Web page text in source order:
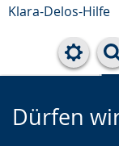
Klara-Delos-Hilfe
Dürfen